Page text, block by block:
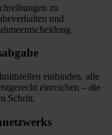
zu
und
einbinden, alle
einreichen – die
Schritt.